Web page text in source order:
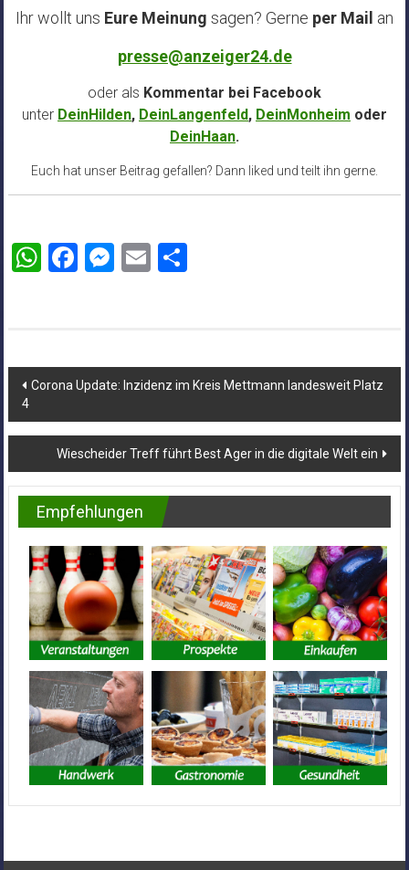
Ihr wollt uns Eure Meinung sagen? Gerne per Mail an
presse@anzeiger24.de
oder als Kommentar bei Facebook
unter DeinHilden, DeinLangenfeld, DeinMonheim oder
DeinHaan.
Euch hat unser Beitrag gefallen? Dann liked und teilt ihn gerne.
WhatsApp
Facebook
Messenger
EmailTeilen
Beitragsnavigation
Corona Update: Inzidenz im Kreis Mettmann landesweit Platz
4
Wiescheider Treff führt Best Ager in die digitale Welt ein
Empfehlungen